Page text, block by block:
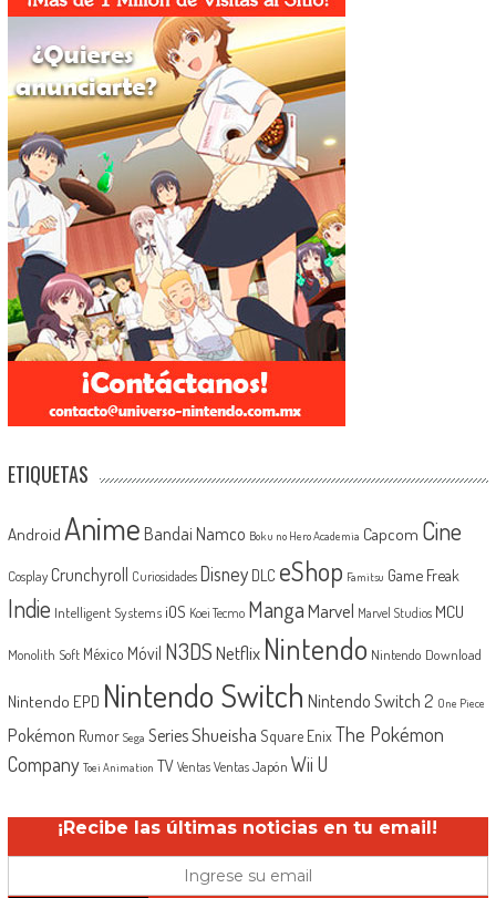
ETIQUETAS
Android Anime Bandai Namco Boku no Hero Academia Capcom Cine
Cosplay Crunchyroll Curiosidades Disney DLC eShop Famitsu Game Freak
Indie Intelligent Systems iOS Koei Tecmo MangaMarvel Marvel Studios MCU
Monolith Soft México Móvil N3DSNetflix Nintendo Nintendo Download
Nintendo EPD Nintendo Switch Nintendo Switch 2 One Piece
Pokémon Rumor Sega SeriesShueisha Square EnixThe Pokémon
Company Toei Animation TV Ventas Ventas Japón Wii U
¡Recibe las últimas noticias en tu email!